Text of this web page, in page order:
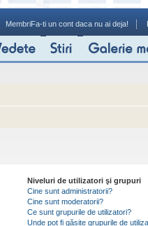
MembriFa-ti un cont daca nu ai deja!
Niveluri de utilizatori şi grupuri
Cine sunt administratorii?
Cine sunt moderatorii?
Ce sunt grupurile de utilizatori?
Unde pot fi găsite grupurile de